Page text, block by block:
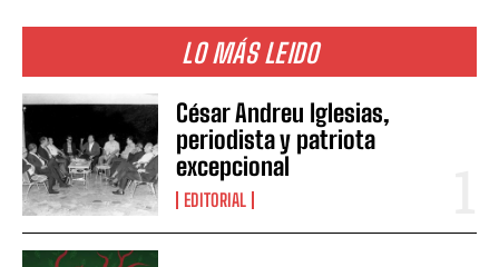
LO MÁS LEIDO
César Andreu Iglesias,
periodista y patriota
excepcional
EDITORIAL